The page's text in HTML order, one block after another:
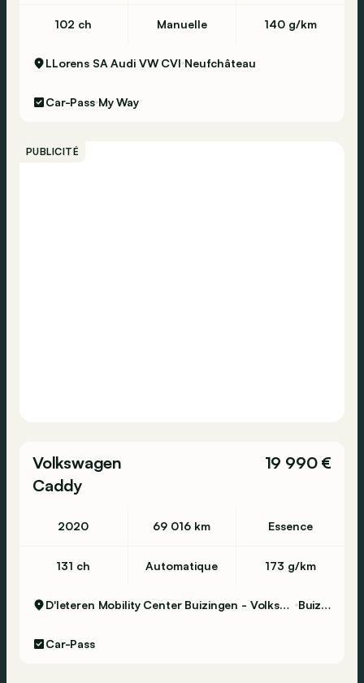
102 ch Manuelle 140 g/km
LLorens SA Audi VW CVI Neufchâteau
Car-Pass My Way
PUBLICITÉ
Volkswagen
Caddy
19 990 €
2020 69 016 km Essence
131 ch Automatique 173 g/km
D'Ieteren Mobility Center Buizingen - Volkswagen & Commercial Vehicles Buizingen
Car-Pass